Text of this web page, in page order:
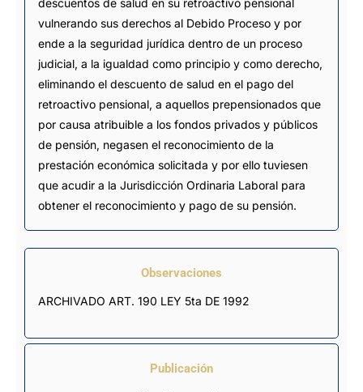
vulnerando sus derechos al Debido Proceso y por
ende a la seguridad jurídica dentro de un proceso
judicial, a la igualdad como principio y como derecho,
eliminando el descuento de salud en el pago del
retroactivo pensional, a aquellos prepensionados que
por causa atribuible a los fondos privados y públicos
de pensión, negasen el reconocimiento de la
prestación económica solicitada y por ello tuviesen
que acudir a la Jurisdicción Ordinaria Laboral para
obtener el reconocimiento y pago de su pensión.
Observaciones
ARCHIVADO ART. 190 LEY 5ta DE 1992
Publicación